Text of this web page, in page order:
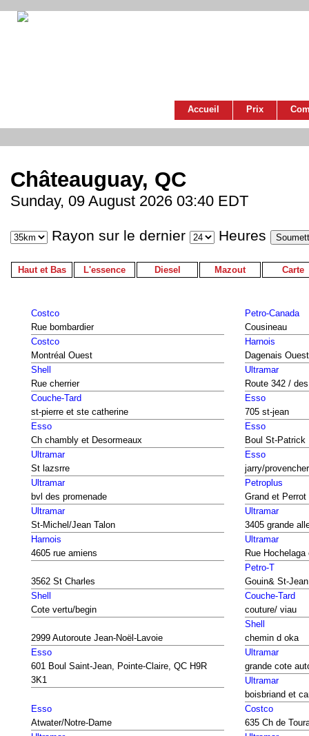
Accueil Prix
Châteauguay, QC
Sunday, 09 August 2026 03:40 EDT
Rayon sur le dernier Heures
Haut et Bas L'essence Diesel Mazout Carte
Costco
Rue bombardier
Petro-Canada
Cousineau
Costco
Montréal Ouest
Harnois
Dagenais Ouest
Shell
Rue cherrier
Ultramar
Route 342 /
Couche-Tard
st-pierre et ste catherine
Esso
705 st-jean
Esso
Ch chambly et Desormeaux
Esso
Boul St-Patrick
Ultramar
St lazsrre
Esso
jarry/provencher
Ultramar
bvl des promenade
Petroplus
Grand et Perrot
Ultramar
St-Michel/Jean Talon
Ultramar
3405 grande
Harnois
4605 rue amiens
Ultramar
Rue
3562 St Charles
Petro-T
Gouin& St-Jean
Shell
Cote vertu/begin
Couche-Tard
couture/ viau
2999 Autoroute Jean-Noël-Lavoie
Shell
chemin d oka
Esso
601 Boul Saint-Jean, Pointe-Claire, QC H9R
3K1
Ultramar
grande cote
Ultramar
boisbriand et
Esso
Atwater/Notre-Dame
Costco
635 Ch de